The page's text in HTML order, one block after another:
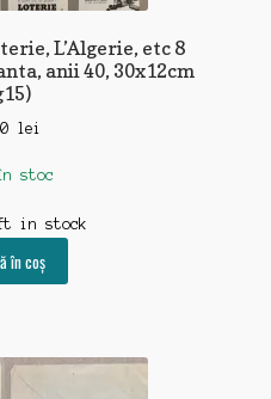
L’Algerie, etc 8
anii 40, 30x12cm
lei
stoc
in stock
în coș